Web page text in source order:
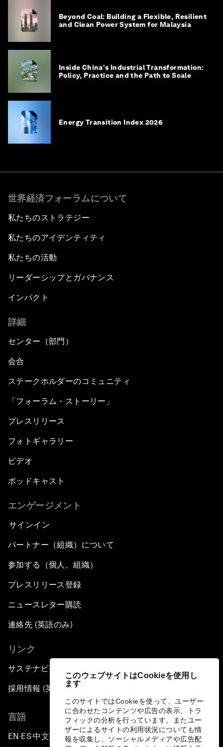
このウェブサイトはCookieを使用し
ます
このサイトではCookieを使って、ユーザー
に合わせたコンテンツや広告の表示、トラ
フィックの分析を行っています。またユー
ザーによるサイトの利用状況についても情
報を収集し、ソーシャルメディアや広告配
Beyond Coal: Building a Flexible, Resilient
and Clean Power System for Malaysia
Inside China's Industrial Transformation:
Policy, Practice and the Path to Scale
Energy Transition Index 2026
世界経済フォーラムについて
私たちのストラテジー
私たちのアイデンティティ
私たちの活動
リーダーシップとガバナンス
インパクト
詳細
センター（部門）
会合
ステークホルダーのコミュニティ
「フォーラム・ストーリー」
プレスリリース
フォトギャラリー
ビデオ
ポッドキャスト
エンゲージメント
サインイン
パートナー（組織）について
参加する（個人、組織）
プレスリリース登録
ニュースレター購読
連絡先 (英語のみ)
リンク
サステナビリティへの取り組み
採用情報 (英語のみ)
言語
EN ▪ ES▪中文▪ 日本語